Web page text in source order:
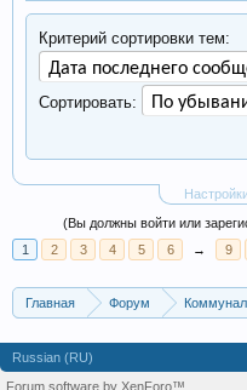
Критерий сортировки тем:
Сортировать:
(Вы должны войти или
1
2 3 4 5 6 → 9
Главная Форум
Russian (RU)
Forum software by XenForo™